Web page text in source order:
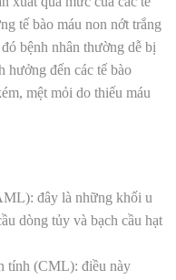
tế bào máu non nớt trắng
bệnh nhân thường dễ bị
hưởng đến các tế bào
mệt mỏi do thiếu máu
đây là những khối u
dòng tủy và bạch cầu hạt
tính (CML): điều này